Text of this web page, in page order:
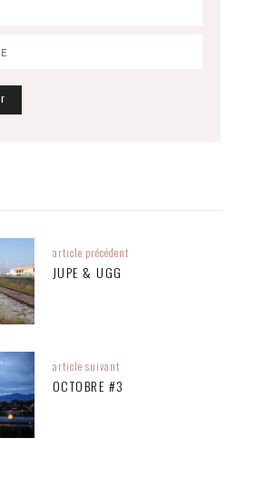
article précédent
JUPE & UGG
article suivant
OCTOBRE #3